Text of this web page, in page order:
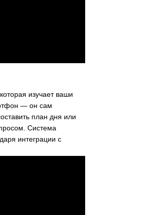
изучает ваши
— он сам
план дня или
Система
интеграции с